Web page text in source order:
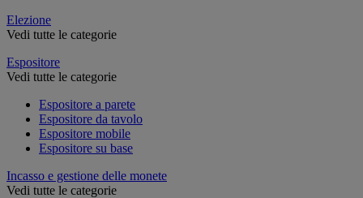
Elezione
Vedi tutte le categorie
Espositore
Vedi tutte le categorie
Espositore a parete
Espositore da tavolo
Espositore mobile
Espositore su base
Incasso e gestione delle monete
Vedi tutte le categorie